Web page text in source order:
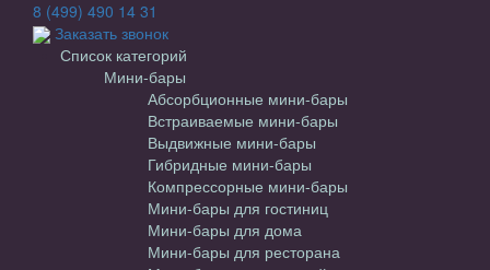
8 (499) 490 14 31
Заказать звонок
Список категорий
Мини-бары
Абсорбционные мини-бары
Встраиваемые мини-бары
Выдвижные мини-бары
Гибридные мини-бары
Компрессорные мини-бары
Мини-бары для гостиниц
Мини-бары для дома
Мини-бары для ресторана